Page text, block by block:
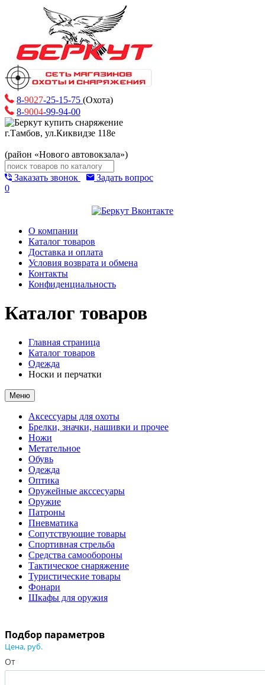
8-9027-25-15-75 (Охота)
8-9004-99-94-00
г.Тамбов, ул.Киквидзе 118е
(район «Нового автовокзала»)
Заказать звонок
Задать вопрос
0
О компании
Каталог товаров
Доставка и оплата
Условия возврата и обмена
Контакты
Конфиденциальность
Каталог товаров
Главная страница
Каталог товаров
Одежда
Носки и перчатки
Меню
Аксессуары для охоты
Брелки, значки, нашивки и прочее
Ножи
Метательное
Обувь
Одежда
Оптика
Оружейные акссесуары
Оружие
Патроны
Пневматика
Сопутствующие товары
Спортивная стрельба
Средства самообороны
Тактическое снаряжение
Туристические товары
Фонари
Шкафы для оружия
Подбор параметров
Цена, руб.
От